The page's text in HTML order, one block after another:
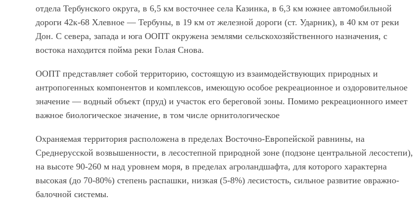
отдела Тербунского округа, в 6,5 км восточнее села Казинка, в 6,3 км южнее автомобильной
дороги 42к-68 Хлевное — Тербуны, в 19 км от железной дороги (ст. Ударник), в 40 км от реки
Дон. С севера, запада и юга ООПТ окружена землями сельскохозяйственного назначения, с
востока находится пойма реки Голая Снова.
ООПТ представляет собой территорию, состоящую из взаимодействующих природных и
антропогенных компонентов и комплексов, имеющую особое рекреационное и оздоровительное
значение — водный объект (пруд) и участок его береговой зоны. Помимо рекреационного имеет
важное биологическое значение, в том числе орнитологическое
Охраняемая территория расположена в пределах Восточно-Европейской равнины, на
Среднерусской возвышенности, в лесостепной природной зоне (подзоне центральной лесостепи),
на высоте 90-260 м над уровнем моря, в пределах агроландшафта, для которого характерна
высокая (до 70-80%) степень распашки, низкая (5-8%) лесистость, сильное развитие овражно-
балочной системы.